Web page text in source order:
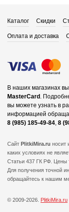
Каталог Скидки
Оплата и доставка
В наших магазинах
MasterCard .
вы можете узнать в
информацией
8 (985) 185-49-84, 8
Сайт PlitkiMira.ru носит
каких условиях не
Статьи 437 ГК РФ. Цены
Для получения точной
обращайтесь к нашим
© 2009-2026. PlitkiMira.ru